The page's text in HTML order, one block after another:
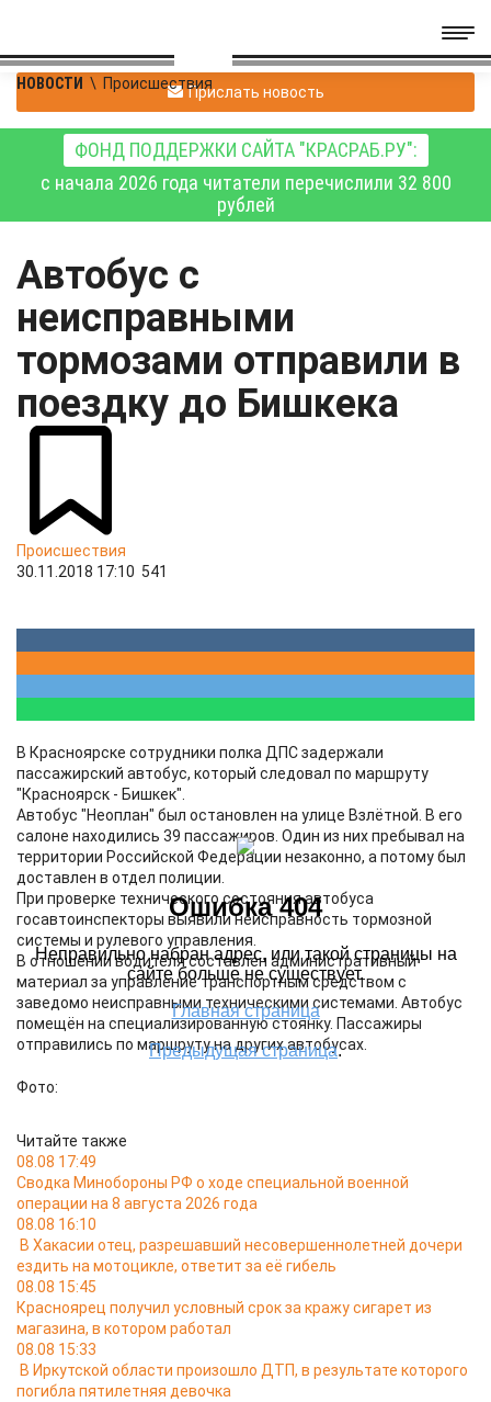
НОВОСТИ \ ПроисшествияПрислать новость
ФОНД ПОДДЕРЖКИ САЙТА "КРАСРАБ.РУ":
с начала 2026 года читатели перечислили 32 800
рублей
Автобус с
неисправными
тормозами отправили в
поездку до Бишкека
Происшествия
30.11.2018 17:10 541
В Красноярске сотрудники полка ДПС задержали
пассажирский автобус, который следовал по маршруту
"Красноярск - Бишкек".
Автобус "Неоплан" был остановлен на улице Взлётной. В его
салоне находились 39 пассажиров. Один из них пребывал на
территории Российской Федерации незаконно, а потому был
доставлен в отдел полиции.
При проверке технического состояния автобуса
госавтоинспекторы выявили неисправность тормозной
системы и рулевого управления.
В отношении водителя составлен административный
материал за управление транспортным средством с
заведомо неисправными техническими системами. Автобус
помещён на специализированную стоянку. Пассажиры
отправились по маршруту на других автобусах.
Фото:
Читайте также
08.08 17:49
Сводка Минобороны РФ о ходе специальной военной
операции на 8 августа 2026 года
08.08 16:10
В Хакасии отец, разрешавший несовершеннолетней дочери
ездить на мотоцикле, ответит за её гибель
08.08 15:45
Красноярец получил условный срок за кражу сигарет из
магазина, в котором работал
08.08 15:33
В Иркутской области произошло ДТП, в результате которого
погибла пятилетняя девочка